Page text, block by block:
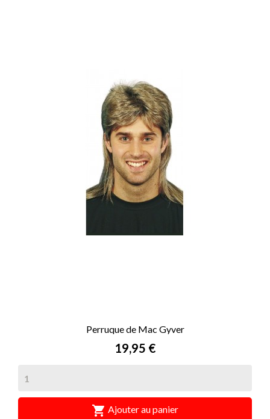
Perruque de Mac Gyver
Prix
19,95 €
 Ajouter au panier